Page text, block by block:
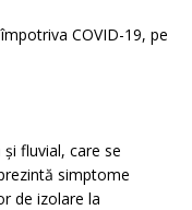
COVID-19, pe
fluvial, care se
simptome
de izolare la